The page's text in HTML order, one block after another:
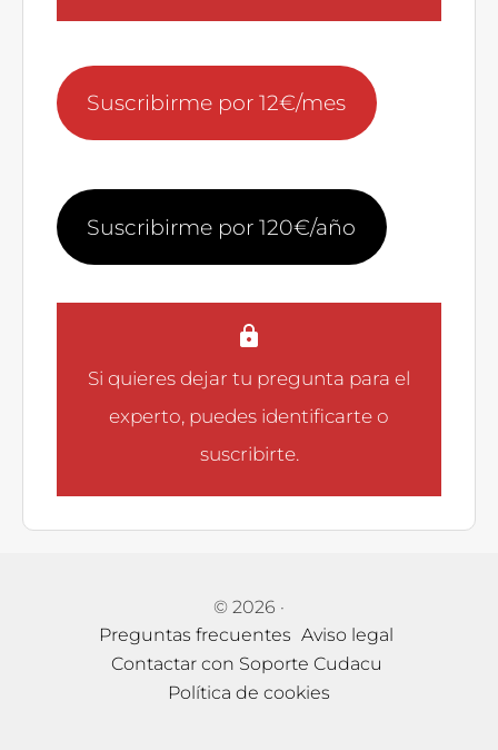
Suscribirme por 12€/mes
Suscribirme por 120€/año
Si quieres dejar tu pregunta para el
experto, puedes identificarte o
suscribirte.
© 2026 ·
Preguntas frecuentes Aviso legal
Contactar con Soporte Cudacu
Política de cookies